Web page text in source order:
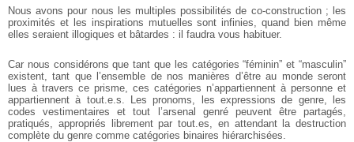
Nous avons pour nous les multiples possibilités de co-construction ; les
proximités et les inspirations mutuelles sont infinies, quand bien même
elles seraient illogiques et bâtardes : il faudra vous habituer.
Car nous considérons que tant que les catégories “féminin” et “masculin”
existent, tant que l’ensemble de nos manières d’être au monde seront
lues à travers ce prisme, ces catégories n’appartiennent à personne et
appartiennent à tout.e.s. Les pronoms, les expressions de genre, les
codes vestimentaires et tout l’arsenal genré peuvent être partagés,
pratiqués, appropriés librement par tout.es, en attendant la destruction
complète du genre comme catégories binaires hiérarchisées.